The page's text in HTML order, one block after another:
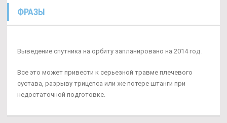
ФРАЗЫ
Выведение спутника на орбиту запланировано на 2014 год.
Все это может привести к серьезной травме плечевого
сустава, разрыву трицепса или же потере штанги при
недостаточной подготовке.